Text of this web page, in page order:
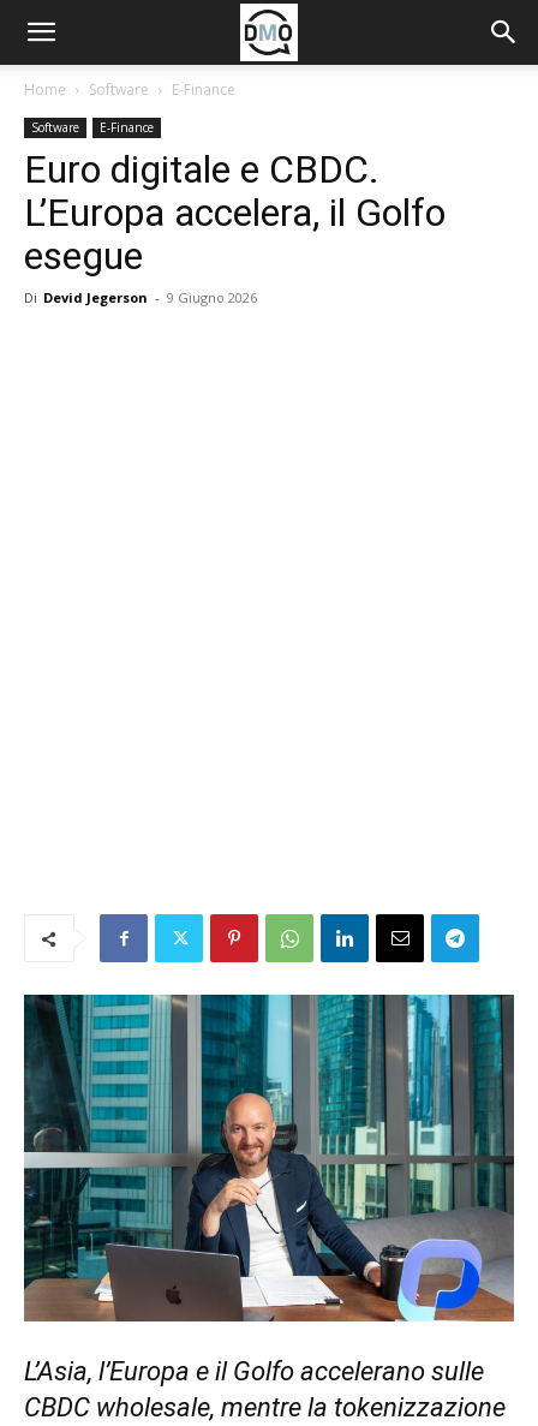
Home Software E-Finance
Software E-Finance
Euro digitale e CBDC.
L’Europa accelera, il Golfo
esegue
Di Devid Jegerson - 9 Giugno 2026
L’Asia, l’Europa e il Golfo accelerano sulle
CBDC wholesale, mentre la tokenizzazione